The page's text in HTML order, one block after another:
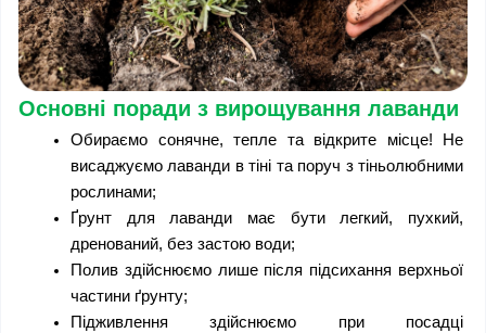
Основні поради з вирощування лаванди
Обираємо сонячне, тепле та відкрите місце! Не
висаджуємо лаванди в тіні та поруч з тіньолюбними
рослинами;
Ґрунт для лаванди має бути легкий, пухкий,
дренований, без застою води;
Полив здійснюємо лише після підсихання верхньої
частини ґрунту;
Підживлення здійснюємо при посадці